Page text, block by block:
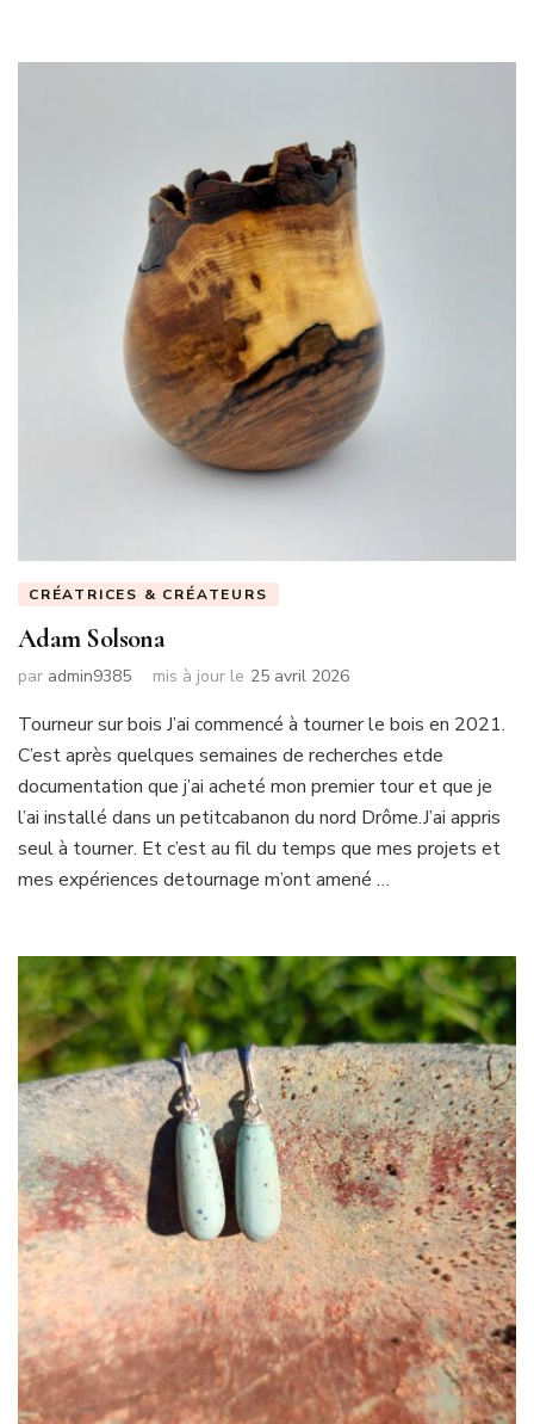
CRÉATRICES & CRÉATEURS
Adam Solsona
par admin9385 mis à jour le 25 avril 2026
Tourneur sur bois J’ai commencé à tourner le bois en 2021.
C’est après quelques semaines de recherches etde
documentation que j’ai acheté mon premier tour et que je
l’ai installé dans un petitcabanon du nord Drôme.J’ai appris
seul à tourner. Et c’est au fil du temps que mes projets et
mes expériences detournage m’ont amené …